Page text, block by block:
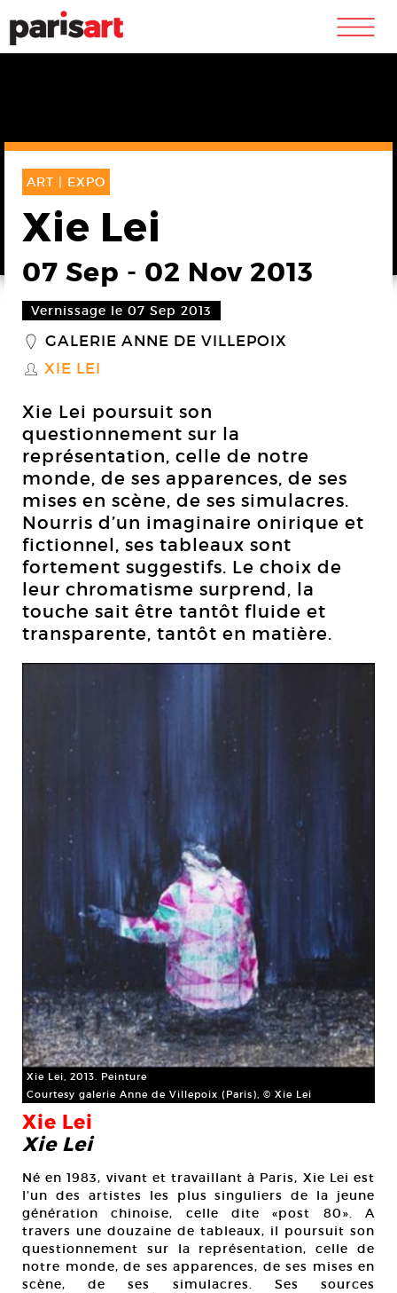
m
ART | EXPO
Xie Lei
07 Sep - 02 Nov 2013
Vernissage le 07 Sep 2013
_ GALERIE ANNE DE VILLEPOIX
S XIE LEI
Xie Lei poursuit son
questionnement sur la
représentation, celle de notre
monde, de ses apparences, de ses
mises en scène, de ses simulacres.
Nourris d’un imaginaire onirique et
fictionnel, ses tableaux sont
fortement suggestifs. Le choix de
leur chromatisme surprend, la
touche sait être tantôt fluide et
transparente, tantôt en matière.
Xie Lei, 2013. Peinture
Courtesy galerie Anne de Villepoix (Paris), © Xie Lei
Xie Lei
Xie Lei
Né en 1983, vivant et travaillant à Paris, Xie Lei est
l’un des artistes les plus singuliers de la jeune
génération chinoise, celle dite «post 80». A
travers une douzaine de tableaux, il poursuit son
questionnement sur la représentation, celle de
notre monde, de ses apparences, de ses mises en
scène, de ses simulacres. Ses sources